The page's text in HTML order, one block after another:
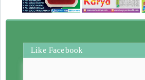
Like Facebook